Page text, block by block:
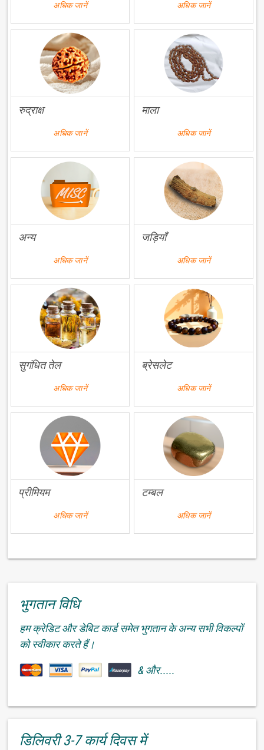
अधिक जानें अधिक जानें
रुद्राक्ष
अधिक जानें
माला
अधिक जानें
अन्य
अधिक जानें
जड़ियाँ
अधिक जानें
सुगंधित तेल
अधिक जानें
ब्रेसलेट
अधिक जानें
प्रीमियम
अधिक जानें
टम्बल
अधिक जानें
भुगतान विधि
हम क्रेडिट और डेबिट कार्ड समेत भुगतान के अन्य सभी विकल्पों
को स्वीकार करते हैं।
& और.....
डिलिवरी 3-7 कार्य दिवस में